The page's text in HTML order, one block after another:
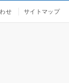
せ サイトマップ